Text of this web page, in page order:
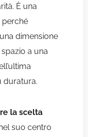
È una
perché
dimensione
a una
duratura.
la scelta
suo centro